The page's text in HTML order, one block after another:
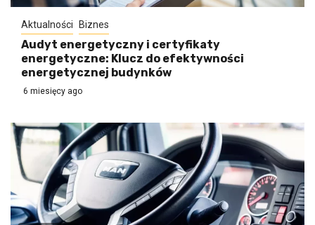
Aktualności Biznes
Audyt energetyczny i certyfikaty
energetyczne: Klucz do efektywności
energetycznej budynków
6 miesięcy ago